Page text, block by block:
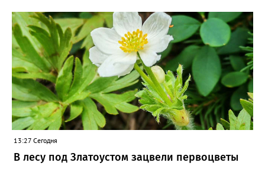
13:27 Сегодня
В лесу под Златоустом зацвели первоцветы